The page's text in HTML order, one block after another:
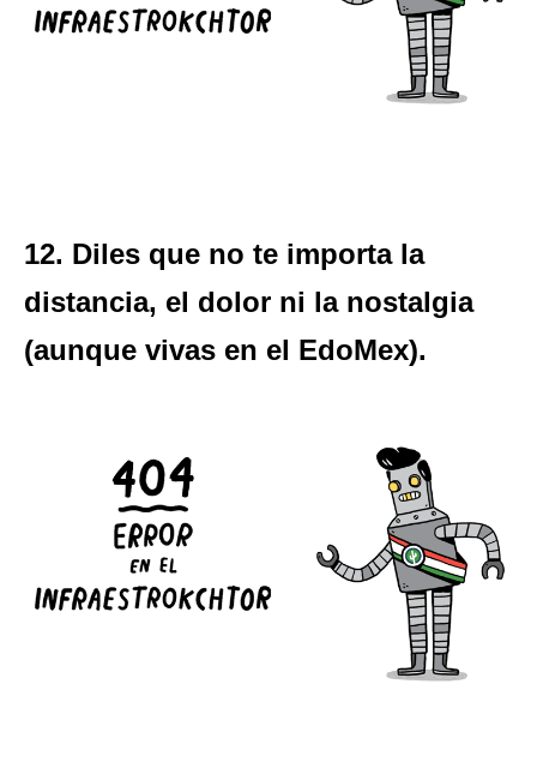
12. Diles que no te importa la
distancia, el dolor ni la nostalgia
(aunque vivas en el EdoMex).